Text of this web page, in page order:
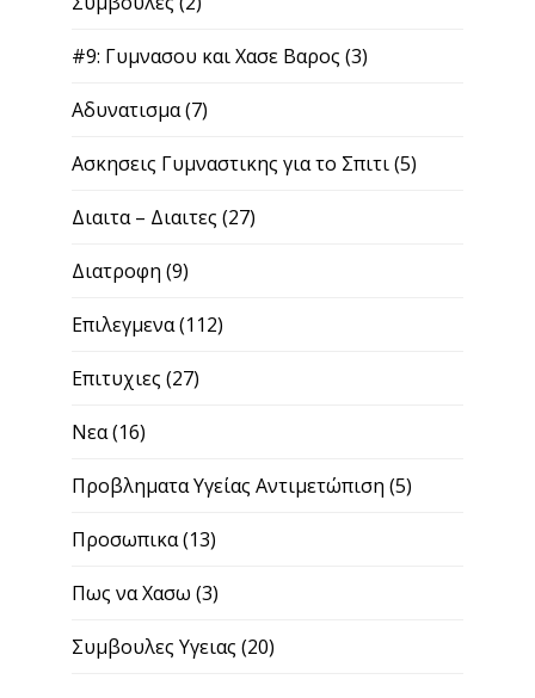
#9: Γυμνασου και Χασε Βαρος (3)
Αδυνατισμα(7)
Ασκησεις Γυμναστικης για το Σπιτι(5)
Διαιτα – Διαιτες (27)
Διατροφη (9)
Επιλεγμενα(112)
Επιτυχιες (27)
Νεα(16)
Προβληματα Υγείας Αντιμετώπιση (5)
Προσωπικα(13)
Πως να Χασω (3)
Συμβουλες Υγειας (20)